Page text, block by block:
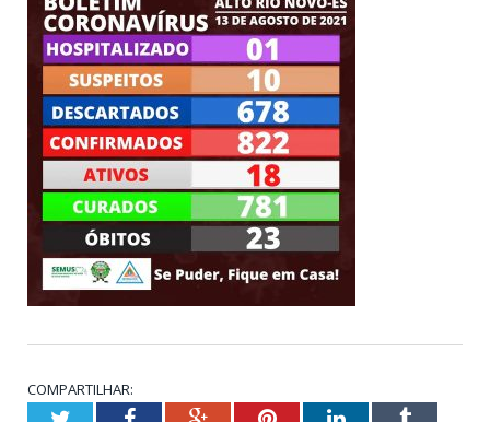
COMPARTILHAR: